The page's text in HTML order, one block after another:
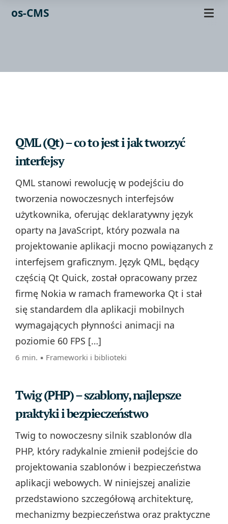
os-CMS
QML (Qt) – co to jest i jak tworzyć
interfejsy
QML stanowi rewolucję w podejściu do
tworzenia nowoczesnych interfejsów
użytkownika, oferując deklaratywny język
oparty na JavaScript, który pozwala na
projektowanie aplikacji mocno powiązanych z
interfejsem graficznym. Język QML, będący
częścią Qt Quick, został opracowany przez
firmę Nokia w ramach frameworka Qt i stał
się standardem dla aplikacji mobilnych
wymagających płynności animacji na
poziomie 60 FPS […]
6 min. ▪ Frameworki i biblioteki
Twig (PHP) – szablony, najlepsze
praktyki i bezpieczeństwo
Twig to nowoczesny silnik szablonów dla
PHP, który radykalnie zmienił podejście do
projektowania szablonów i bezpieczeństwa
aplikacji webowych. W niniejszej analizie
przedstawiono szczegółową architekturę,
mechanizmy bezpieczeństwa oraz praktyczne